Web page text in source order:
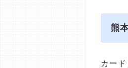
熊
カー